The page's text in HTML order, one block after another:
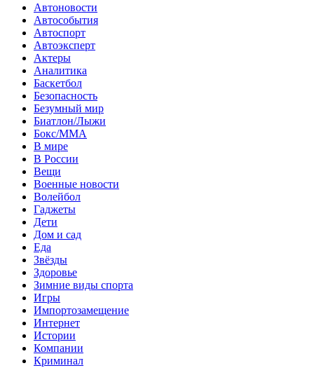
Автоновости
Автособытия
Автоспорт
Автоэксперт
Актеры
Аналитика
Баскетбол
Безопасность
Безумный мир
Биатлон/Лыжи
Бокс/MMA
В мире
В России
Вещи
Военные новости
Волейбол
Гаджеты
Дети
Дом и сад
Еда
Звёзды
Здоровье
Зимние виды спорта
Игры
Импортозамещение
Интернет
Истории
Компании
Криминал